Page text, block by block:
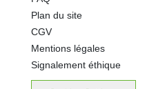
Plan du site
CGV
Mentions légales
Signalement éthique